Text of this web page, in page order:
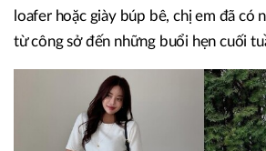
loafer hoặc giày búp bê, chị em đã có
từ công sở đến những buổi hẹn cuối